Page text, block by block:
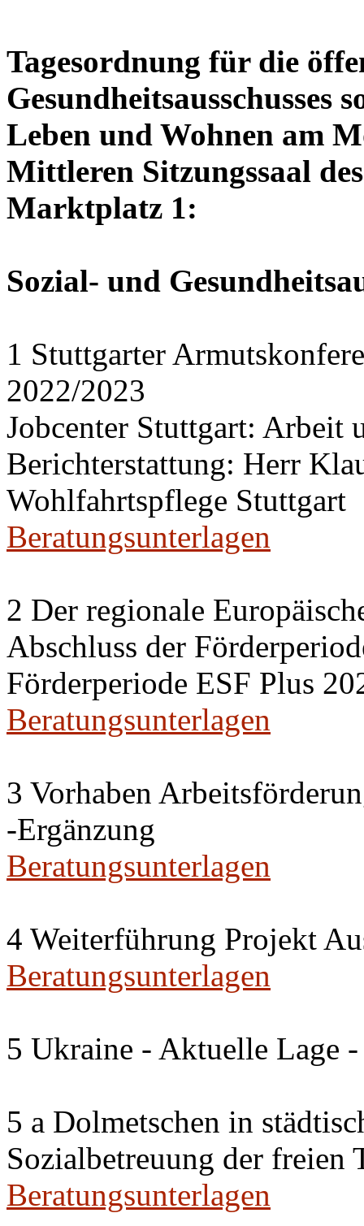
Tagesordnung für die
Gesundheitsausschusses
Leben und Wohnen am
Mittleren Sitzungssaal
Marktplatz 1:
Sozial- und
1 Stuttgarter
2022/2023
Jobcenter Stuttgart: Arbeit
Berichterstattung: Herr
Wohlfahrtspflege Stuttgart
Beratungsunterlagen
2 Der regionale
Abschluss der
Förderperiode ESF Plus
Beratungsunterlagen
3 Vorhaben
-Ergänzung
Beratungsunterlagen
4 Weiterführung Projekt
Beratungsunterlagen
5 Ukraine - Aktuelle Lage
5 a Dolmetschen in
Sozialbetreuung der freien
Beratungsunterlagen